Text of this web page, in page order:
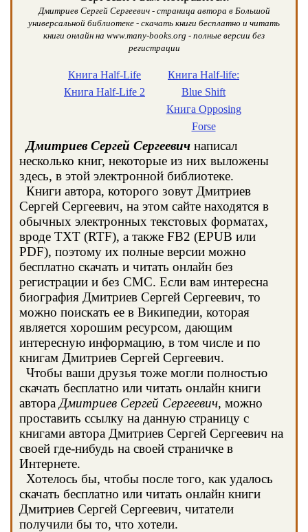
Дмитриев Сергей Сергеевич - страница автора в Большой
универсальной библиотеке - скачать книги бесплатно и читать
книги онлайн на www.many-books.org - полные версии без
регистрации
Книга Half-Life
Книга Half-Life 2
Книга Half-life:
Blue Shift
Книга Opposing
Forse
Дмитриев Сергей Сергеевич написал
несколько книг, некоторые из них выложены
здесь, в этой электронной библиотеке.
Книги автора, которого зовут Дмитриев
Сергей Сергеевич, на этом сайте находятся в
обычных электронных текстовых форматах,
вроде TXT (RTF), а также FB2 (EPUB или
PDF), поэтому их полные версии можно
бесплатно скачать и читать онлайн без
регистрации и без СМС. Если вам интересна
биография Дмитриев Сергей Сергеевич, то
можно поискать ее в Википедии, которая
является хорошим ресурсом, дающим
интересную информацию, в том числе и по
книгам Дмитриев Сергей Сергеевич.
Чтобы ваши друзья тоже могли полностью
скачать бесплатно или читать онлайн книги
автора Дмитриев Сергей Сергеевич, можно
проставить ссылку на данную страницу с
книгами автора Дмитриев Сергей Сергеевич на
своей где-нибудь на своей страничке в
Интернете.
Хотелось бы, чтобы после того, как удалось
скачать бесплатно или читать онлайн книги
Дмитриев Сергей Сергеевич, читатели
получили бы то, что хотели.